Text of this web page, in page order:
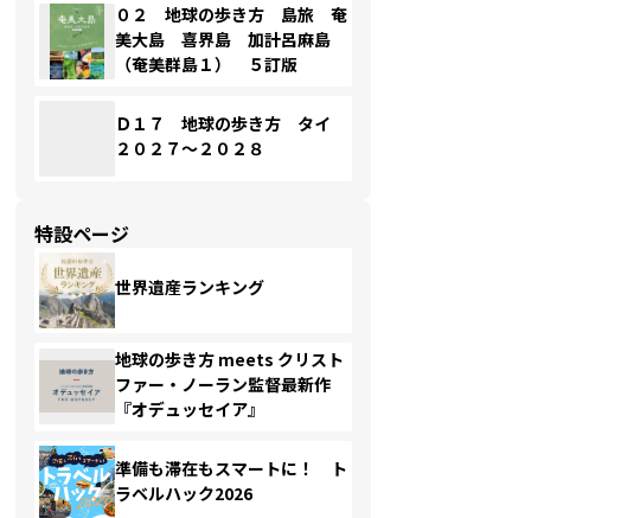
０２ 地球の歩き方 島旅 奄
美大島 喜界島 加計呂麻島
（奄美群島１） ５訂版
Ｄ１７ 地球の歩き方 タイ
２０２７～２０２８
特設ページ
世界遺産ランキング
地球の歩き方 meets クリスト
ファー・ノーラン監督最新作
『オデュッセイア』
準備も滞在もスマートに！ ト
ラベルハック2026